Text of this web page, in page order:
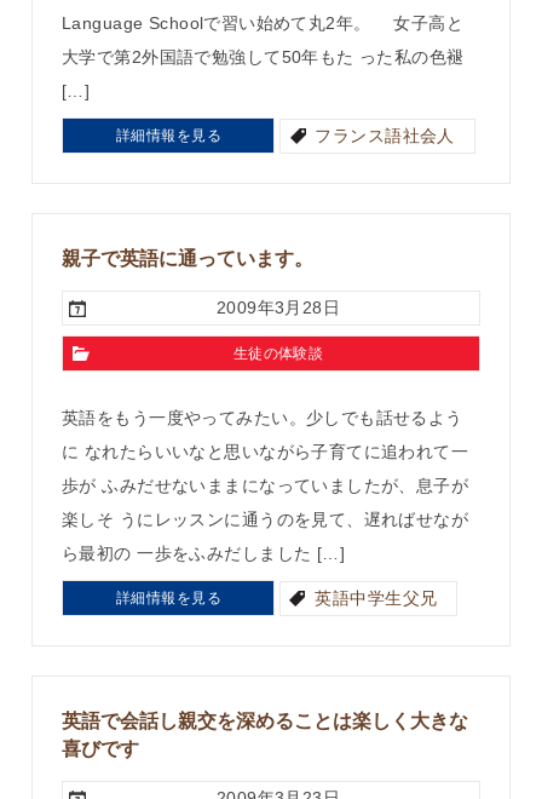
Language Schoolで習い始めて丸2年。 女子高と
大学で第2外国語で勉強して50年もた った私の色褪
[…]
詳細情報を見る フランス語社会人
親子で英語に通っています。
2009年3月28日
生徒の体験談
英語をもう一度やってみたい。少しでも話せるよう
に なれたらいいなと思いながら子育てに追われて一
歩が ふみだせないままになっていましたが、息子が
楽しそ うにレッスンに通うのを見て、遅ればせなが
ら最初の 一歩をふみだしました […]
詳細情報を見る 英語中学生父兄
英語で会話し親交を深めることは楽しく大きな
喜びです